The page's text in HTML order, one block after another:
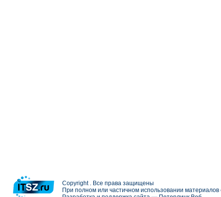
Copyright . Все права защищены
При полном или частичном использовании